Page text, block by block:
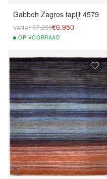
Gabbeh Zagros tapijt 4579
VANAF€7.290€6.950
OP VOORRAAD